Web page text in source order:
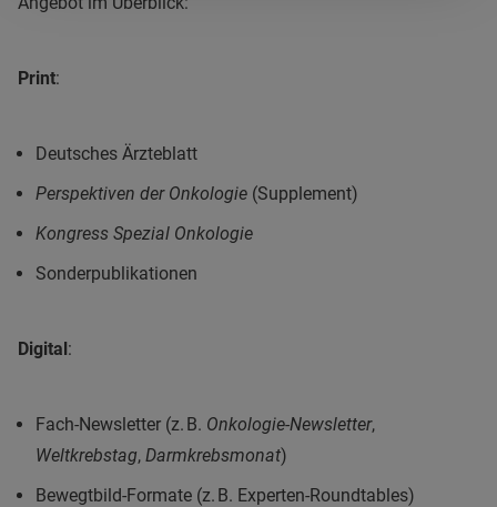
Print:
Deutsches Ärzteblatt
Perspektiven der Onkologie (Supplement)
Kongress Spezial Onkologie
Sonderpublikationen
Digital:
Fach-Newsletter (z. B. Onkologie-Newsletter,
Weltkrebstag, Darmkrebsmonat)
Bewegtbild-Formate (z. B. Experten-Roundtables)